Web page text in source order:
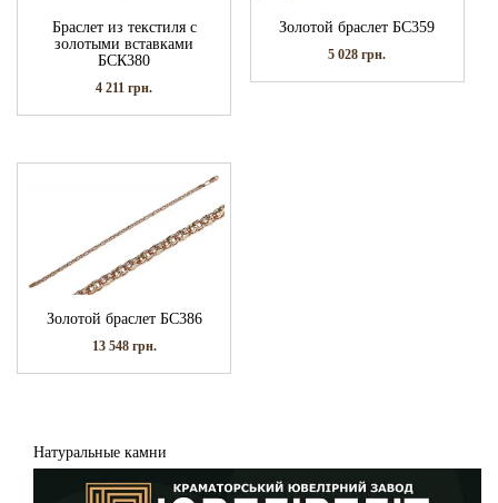
Браслет из текстиля с
золотыми вставками
БСК380
4 211грн.
Золотой браслет БС359
5 028грн.
Золотой браслет БС386
13 548 грн.
Натуральные камни